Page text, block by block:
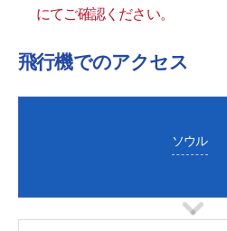
にてご確認ください。
飛行機でのアクセス
ソウル